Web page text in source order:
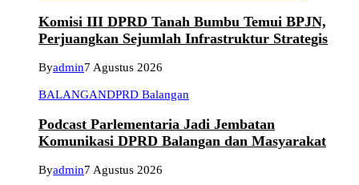
Komisi III DPRD Tanah Bumbu Temui BPJN,
Perjuangkan Sejumlah Infrastruktur Strategis
Byadmin7 Agustus 2026
BALANGANDPRD Balangan
Podcast Parlementaria Jadi Jembatan
Komunikasi DPRD Balangan dan Masyarakat
Byadmin7 Agustus 2026